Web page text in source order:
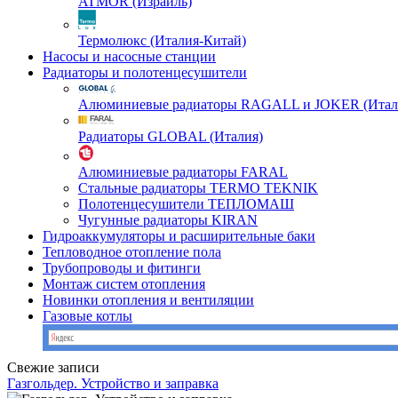
Термолюкс (Италия-Китай)
Насосы и насосные станции
Радиаторы и полотенцесушители
Алюминиевые радиаторы RAGALL и JOKER
Радиаторы GLOBAL (Италия)
Алюминиевые радиаторы FARAL
Стальные радиаторы TERMO TEKNIK
Полотенцесушители ТЕПЛОМАШ
Чугунные радиаторы KIRAN
Гидроаккумуляторы и расширительные баки
Тепловодное отопление пола
Трубопроводы и фитинги
Монтаж систем отопления
Новинки отопления и вентиляции
Газовые котлы
Свежие записи
Газгольдер. Устройство и заправка